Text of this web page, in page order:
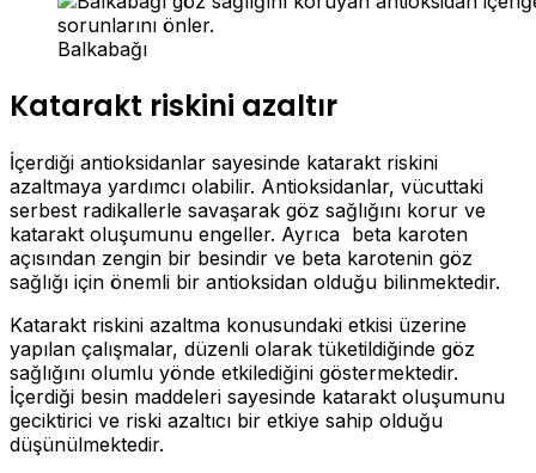
Balkabağı
Katarakt riskini azaltır
İçerdiği antioksidanlar sayesinde katarakt riskini
azaltmaya yardımcı olabilir. Antioksidanlar, vücuttaki
serbest radikallerle savaşarak göz sağlığını korur ve
katarakt oluşumunu engeller. Ayrıca beta karoten
açısından zengin bir besindir ve beta karotenin göz
sağlığı için önemli bir antioksidan olduğu bilinmektedir.
Katarakt riskini azaltma konusundaki etkisi üzerine
yapılan çalışmalar, düzenli olarak tüketildiğinde göz
sağlığını olumlu yönde etkilediğini göstermektedir.
İçerdiği besin maddeleri sayesinde katarakt oluşumunu
geciktirici ve riski azaltıcı bir etkiye sahip olduğu
düşünülmektedir.